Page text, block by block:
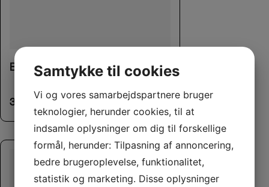
Bageform med poter
30,00kr.
Samtykke til cookies
Vi og vores samarbejdspartnere bruger
teknologier, herunder cookies, til at
indsamle oplysninger om dig til forskellige
formål, herunder: Tilpasning af annoncering,
bedre brugeroplevelse, funktionalitet,
statistik og marketing. Disse oplysninger